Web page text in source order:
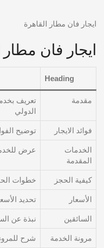
ايجار فان مطار القاهرة
ايجار فان مطار
Heading
مقدمة
تعريف
الدولي
فوائد الايجار توضيح
الخدمات
المقدمة
عرض
كيفية الحجز خطوات
الأسعار تحديد
السائقين نبذة عن
مرونة الخدمة شرح